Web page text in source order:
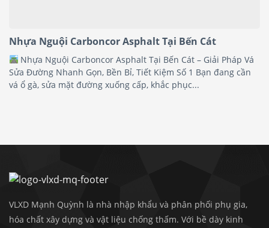
Nhựa Nguội Carboncor Asphalt Tại Bến Cát
Nhựa Nguội Carboncor Asphalt Tại Bến Cát – Giải Pháp Vá
Sửa Đường Nhanh Gọn, Bền Bỉ, Tiết Kiệm Số 1 Bạn đang cần
vá ổ gà, sửa mặt đường xuống cấp, khắc phục...
VLXD Mạnh Quỳnh là nhà nhập khẩu và phân phối phụ gia,
hóa chất xây dựng và vật liệu chống thấm. Với bề dày kinh